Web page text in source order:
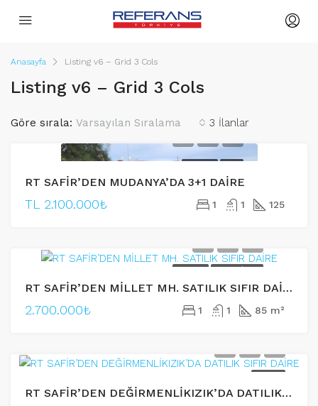
Anasayfa Listing v6 – Grid 3 Cols
Listing v6 – Grid 3 Cols
3 İlanlar
Göre sırala: Varsayılan Sıralama
RT SAFİR’DEN MUDANYA’DA 3+1 DAİRE
TL 2.100.000₺ 1 1 125
RT SAFİR’DEN MİLLET MH. SATILIK SIFIR DAİRE
2.700.000₺ 1 1 85 m²
RT SAFİR’DEN DEĞİRMENLİKIZIK’DA DATILIK SIFIR DAİRE